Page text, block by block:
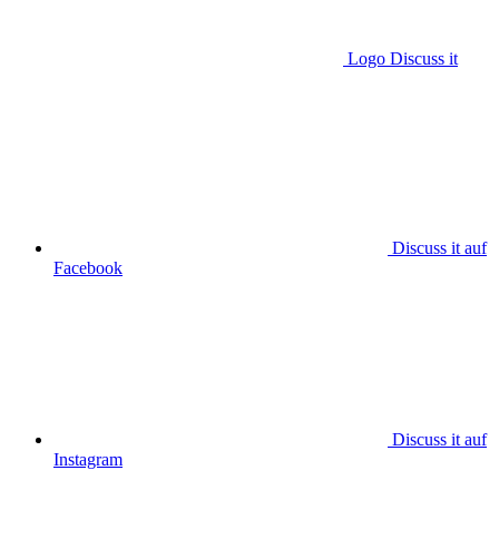
Logo Discuss it
Discuss it auf
Facebook
Discuss it auf
Instagram